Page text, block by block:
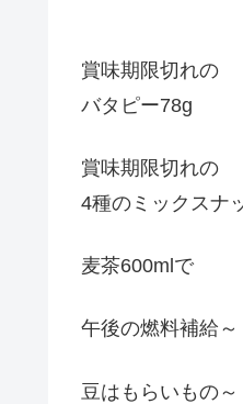
賞味期限切れの
バタピー78g
賞味期限切れの
4種のミックスナ
麦茶600mlで
午後の燃料補給～
豆はもらいもの～